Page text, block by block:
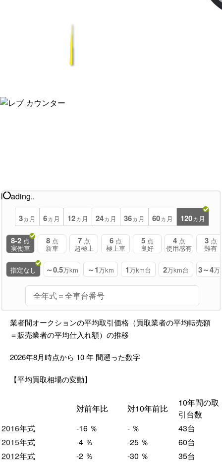
l ading..
3ヵ月 6ヵ月 12ヵ月 24ヵ月 36ヵ月 60ヵ月 120ヵ月
8-2 点
実働車
8 点
新車
7 点
超極上
6 点
極上車
5 点
良好
4 点
使用感有
3 点
難有
指定なし ～0.5万km ～1万km 1万km台 2万km台 3～4万
業者間オークションの平均取引価格（買取業者の平均転売額
＝販売業者の平均仕入れ額）の推移
2026年8月時点から 10年 間遡った数字
【平均買取相場の変動】
対前年比 対10年前比
10年間の取
引台数
2016年式
-16 ％ - ％
43台
2015年式
-4 ％ -25 ％
60台
2012年式
-2 ％ -30 ％
35台